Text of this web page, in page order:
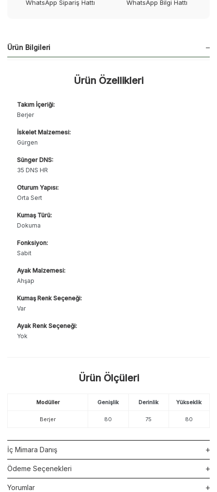
WhatsApp Sipariş Hattı WhatsApp Bilgi Hattı
Ürün Bilgileri
Ürün Özellikleri
Takım İçeriği:
Berjer
İskelet Malzemesi:
Gürgen
Sünger DNS:
35 DNS HR
Oturum Yapısı:
Orta Sert
Kumaş Türü:
Dokuma
Fonksiyon:
Sabit
Ayak Malzemesi:
Ahşap
Kumaş Renk Seçeneği:
Var
Ayak Renk Seçeneği:
Yok
Ürün Ölçüleri
Modüller Genişlik Derinlik Yükseklik
Berjer 80 75 80
İç Mimara Danış
Ödeme Seçenekleri
Yorumlar